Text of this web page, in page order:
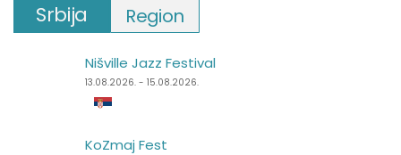
Srbija Region
Nišville Jazz Festival
13.08.2026. - 15.08.2026.
KoZmaj Fest
Punk Rock Holiday
11.08.2026. - 14.08.2026.
Špancirfest